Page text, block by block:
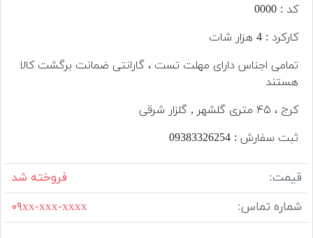
قیمت
کد : 0000
کارکرد : 4 هزار شات
تمامی اجناس دارای مهلت تست ، گارانتی ضمانت برگشت کالا
هستند
کرج ، ۴۵ متری گلشهر , گلزار شرقی
ثبت سفارش : 09383326254
قیمت:
فروخته شد
شماره تماس:
۰۹xx-xxx-xxxx